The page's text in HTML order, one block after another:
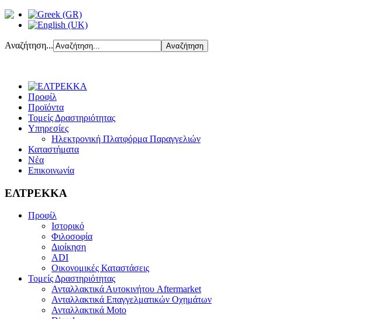
Αναζήτηση...
Προφίλ
Προϊόντα
Τομείς Δραστηριότητας
Υπηρεσίες
Ηλεκτρονική Πλατφόρμα Παραγγελιών
Καταστήματα
Νέα
Επικοινωνία
ΕΛΤΡΕΚΚΑ
Προφίλ
Ιστορικό
Φιλοσοφία
Διοίκηση
ADI
Οικονομικές Καταστάσεις
Τομείς Δραστηριότητας
Ανταλλακτικά Αυτοκινήτου Aftermarket
Ανταλλακτικά Επαγγελματικών Οχημάτων
Ανταλλακτικά Moto